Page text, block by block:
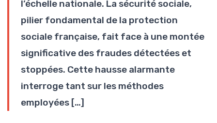
l’échelle nationale. La sécurité sociale,
pilier fondamental de la protection
sociale française, fait face à une montée
significative des fraudes détectées et
stoppées. Cette hausse alarmante
interroge tant sur les méthodes
employées […]